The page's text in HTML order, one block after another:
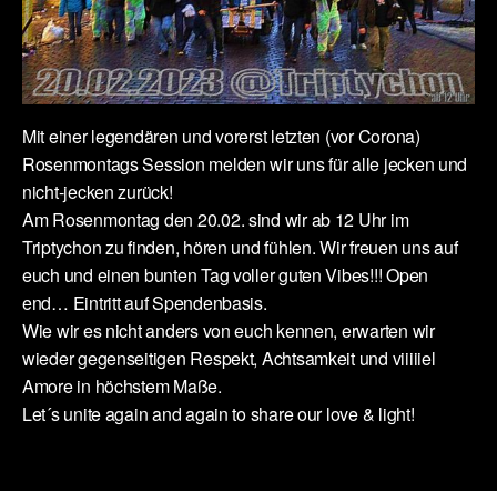
Mit einer legendären und vorerst letzten (vor Corona)
Rosenmontags Session melden wir uns für alle jecken und
nicht-jecken zurück!
Am Rosenmontag den 20.02. sind wir ab 12 Uhr im
Triptychon zu finden, hören und fühlen. Wir freuen uns auf
euch und einen bunten Tag voller guten Vibes!!! Open
end… Eintritt auf Spendenbasis.
Wie wir es nicht anders von euch kennen, erwarten wir
wieder gegenseitigen Respekt, Achtsamkeit und viiiiiel
Amore in höchstem Maße.
Let´s unite again and again to share our love & light!